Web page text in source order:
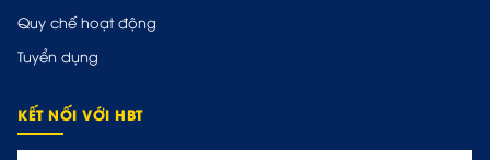
Quy chế hoạt động
Tuyển dụng
KẾT NỐI VỚI HBT